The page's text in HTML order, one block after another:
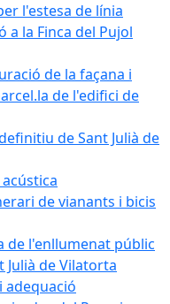
l'estesa de línia
a la Finca del Pujol
de la façana i
de l'edifici de
de Sant Julià de
de vianants i bicis
de l'enllumenat públic
Julià de Vilatorta
adequació